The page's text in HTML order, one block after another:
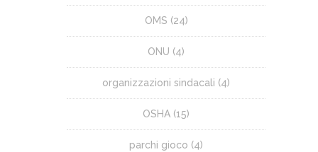
OMS (24)
ONU (4)
organizzazioni sindacali (4)
OSHA (15)
parchi gioco (4)